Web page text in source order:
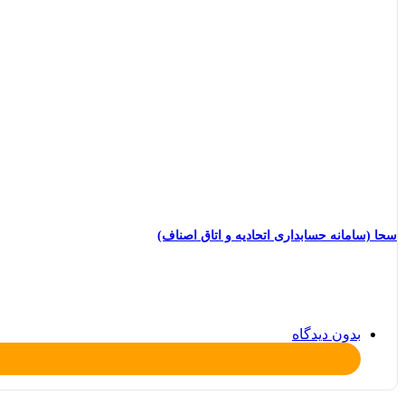
سحا (سامانه حسابداری اتحادیه و اتاق اصناف)
بدون دیدگاه